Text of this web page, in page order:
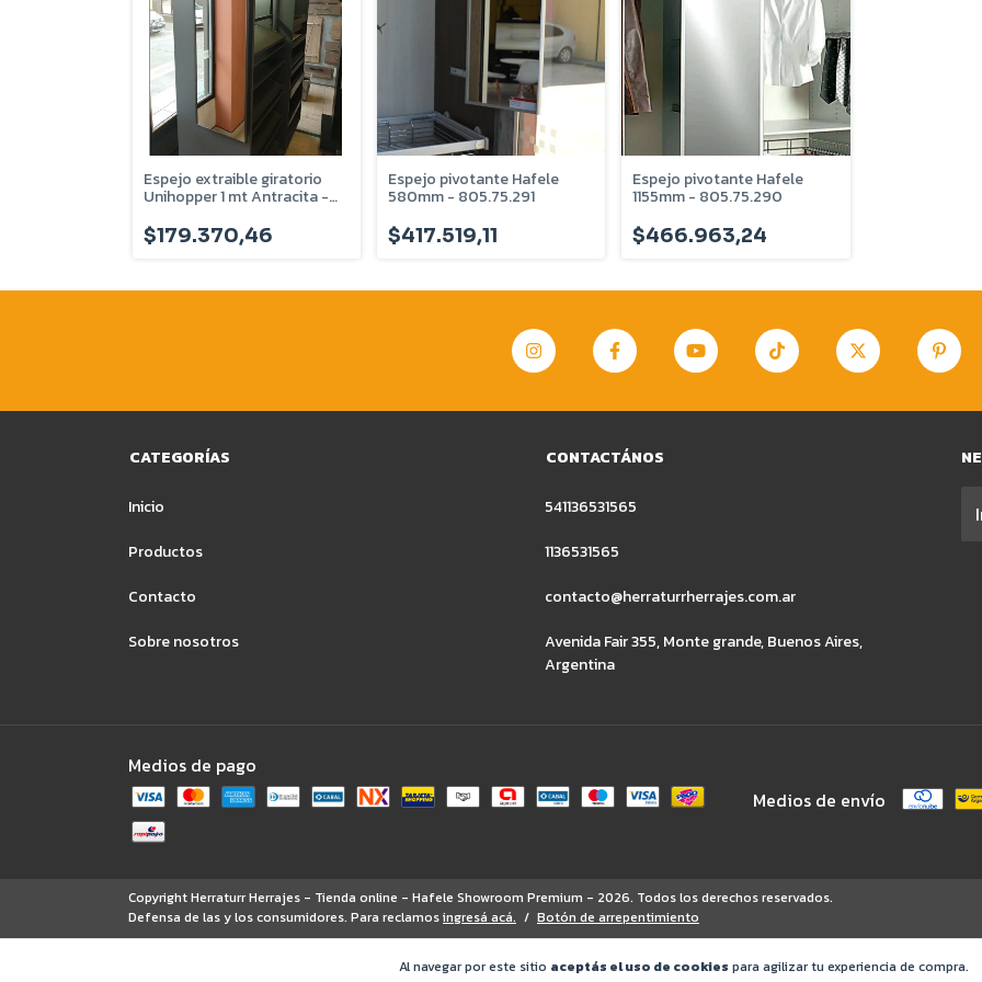
Al navegar por este sitio aceptás el uso de cookies para agilizar tu experiencia de compra.
Espejo extraible giratorio
Unihopper 1 mt Antracita -
$179.370,46
Espejo pivotante Hafele
580mm - 805.75.291
$417.519,11
Espejo pivotante Hafele
1155mm - 805.75.290
$466.963,24
CATEGORÍAS
Inicio
Productos
Contacto
Sobre nosotros
CONTACTÁNOS
541136531565
1136531565
contacto@herraturrherrajes.com.ar
Avenida Fair 355, Monte grande, Buenos Aires,
Argentina
Medios de pago
Medios de envío
Copyright Herraturr Herrajes - Tienda online - Hafele Showroom Premium - 2026. Todos los derechos reservados.
Defensa de las y los consumidores. Para reclamosingresá acá. / Botón de arrepentimiento